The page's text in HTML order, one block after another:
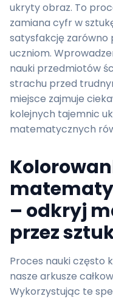
ukryty obraz. To
zamiana cyfr w
satysfakcję zarówno
uczniom.
nauki przedmiotów
strachu przed
miejsce zajmuje
kolejnych tajemnic
matematycznych
– odkryj
przez
Proces nauki często
nasze arkusze
Wykorzystując te